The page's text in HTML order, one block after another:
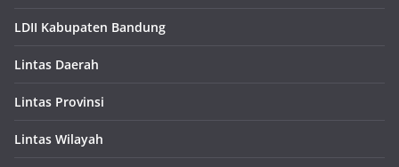
LDII Kabupaten Bandung
Lintas Daerah
Lintas Provinsi
Lintas Wilayah